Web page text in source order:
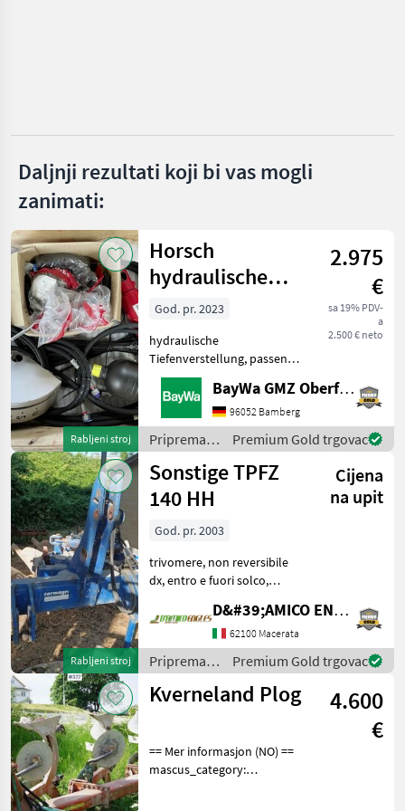
Celli
Kuhn
Vigolo
Prikaži
sve
(42)
MARKETPLACE
Marketplace
Ponude
trgovaca
Mali
oglasi
Daljnji rezultati koji bi vas mogli
zanimati:
Rabljeni stroj
Horsch
hydraulische
Tiefenverstellung
2.975
€
sa 19% PDV-
a
2.500 € neto
God. pr. 2023
hydraulische
Tiefenverstellung, passend
zu Horsch Joker 5 CT,
Baujahr 2023Diese
Maschine wird auf www.ab-
auction.com versteigert.
Priprema/ obrada tla
(plugovi, kulti
BayWa GMZ Oberfranken
96052 Bamberg
Priprema/
obrada tla
(plugovi,
kultivatori,
tanjurače i
dr.) /
Premium Gold trgovac
Rabljeni stroj
Sonstige TPFZ
140 HH
Cijena
na upit
God. pr. 2003
trivomere, non reversibile
dx, entro e fuori solco,
avanvomeri a disco, peso:
Priprema/ obrada tla
(plugovi, kultivatori,
D&#39;AMICO ENGLES SRL
62100 Macerata
Priprema/
obrada tla
(plugovi,
dr.) /
Corma
Premium Gold trgovac
Kverneland Plog
4.600
€
== Mer informasjon (NO) ==
mascus_category: